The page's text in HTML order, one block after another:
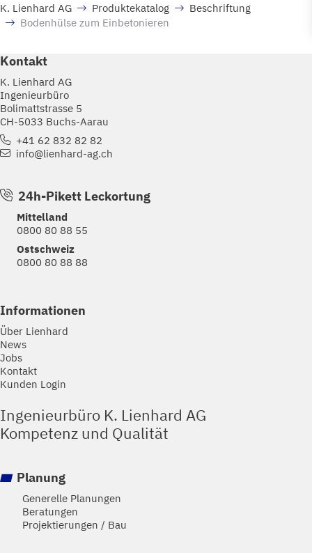
K. Lienhard AG Produktekatalog
Beschriftung
Bodenhülse zum Einbetonieren
Kontakt
K. Lienhard AG
Ingenieurbüro
Bolimattstrasse 5
CH-5033 Buchs-Aarau
+41 62 832 82 82
info@lienhard-ag.ch
24h-Pikett Leckortung
Mittelland
0800 80 88 55
Ostschweiz
0800 80 88 88
Informationen
Über Lienhard
News
Jobs
Kontakt
Kunden Login
Ingenieurbüro K. Lienhard AG
Kompetenz und Qualität
Planung
Generelle Planungen
Beratungen
Projektierungen / Bau